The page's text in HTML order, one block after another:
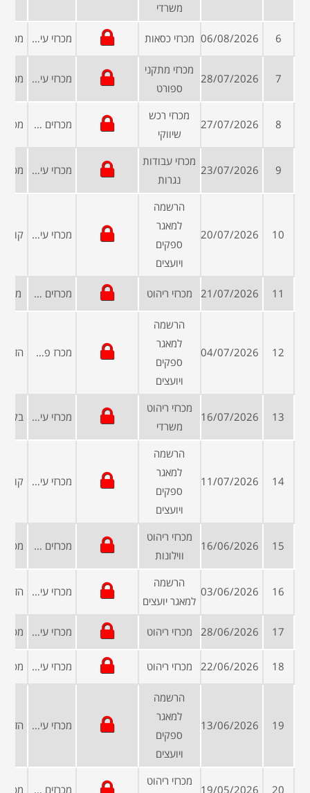
משרדי
6
06/08/2026 מכרזי כסאות מכרזי עיריות ומועצות
7
28/07/2026
מכרזי מתקני
ספורט
מכרזי עיריות ומועצות
8
27/07/2026
מכרזי רכש
שיווקי
מכרזים פומביים
9
23/07/2026
מכרזי עבודות
נגרות
מכרזי עיריות ומועצות
10
20/07/2026
הרשמה
למאגר
ספקים
ויועצים
מכרזי עיריות ומועצות
11
21/07/2026 מכרזי ריהוט מכרזים ממשלתיים
12
04/07/2026
הרשמה
למאגר
ספקים
ויועצים
מכרז פרטי
13
16/07/2026
מכרזי ריהוט
משרדי
מכרזי עיריות ומועצות
14
11/07/2026
הרשמה
למאגר
ספקים
ויועצים
מכרזי עיריות ומועצות
15
16/06/2026
מכרזי ריהוט
ווילונות
מכרזים פומביים
16
03/06/2026
הרשמה
למאגר יועצים
מכרזי עיריות ומועצות
17
28/06/2026 מכרזי ריהוט מכרזי עיריות ומועצות
18
22/06/2026 מכרזי ריהוט מכרזי עיריות ומועצות
19
13/06/2026
הרשמה
למאגר
ספקים
ויועצים
מכרזי עיריות ומועצות
20
19/05/2026
מכרזי ריהוט
מכרזים פומביים